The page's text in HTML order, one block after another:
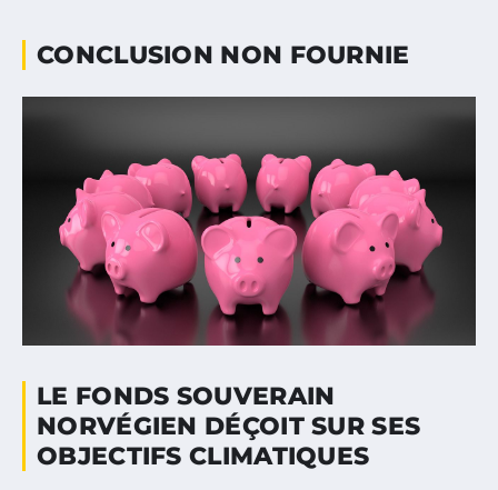
CONCLUSION NON FOURNIE
LE FONDS SOUVERAIN
NORVÉGIEN DÉÇOIT SUR SES
OBJECTIFS CLIMATIQUES